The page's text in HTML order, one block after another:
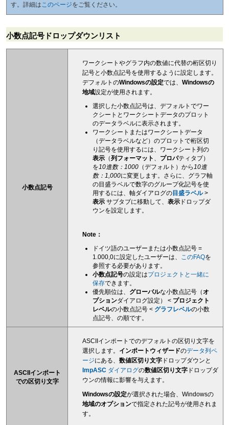
す。詳細は このページをご覧ください。
小数点記号ドロップダウンリスト
小数点記号
ワークシートやグラフ内の数値に代替の桁区切り
記号と小数点記号を使用するように設定します。
デフォルトのWindowsの設定では、 Windowsの
地域設定が使用されます。
選択した小数点記号は、デフォルトでワー
クシートとワークシートデータのプロット
のデータラベルに表示されます。
ワークシートまたはワークシートデータ
（データラベルなど）のプロットで桁区切
り記号を使用するには、ワークシート列の
表示 （列フォーマット 、 プロパティタブ）
を10進数：1000 （デフォルト）から10進
数：1,000に変更します。さらに、グラフ軸
の目盛ラベルで数字のグループ化記号を使
用するには、軸ダイアログの 目盛ラベル>
表示 サブタブに移動して、 表示 ドロップダ
ウンを設定します。
Note ：
ドイツ語のユーザーまたは小数点記号 =
1.000,0に設定したユーザーは、 このFAQを
参照する必要があります。
小数点記号の設定はプロジェクトと一緒に
保存できます。
優先順位は、 グローバルな小数点記号（オ
プションダイアログ設定） < プロジェクト
レベルの小数点記号 < グラフレベルの小数
点記号、の順です。
ASCIIインポート
での区切り文字
ASCIIインポートでのデフォルトの区切り文字を
選択します。 インポートウィザードのデータ列ペ
ージにある、 数値区切り文字 ドロップダウンと
ImpASC ダイアログの数値区切り文字 ドロップダ
ウンの情報に影響を与えます。
Windowsの設定が選択された場合、Windowsの
地域のオプションで指定された記号が使用されま
す。